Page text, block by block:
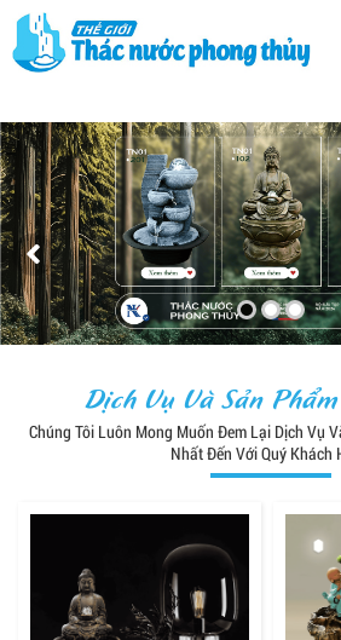
Dịch Vụ Và Sản
Chúng Tôi Luôn Mong Muốn Đem Lại Dịch Vụ
Nhất Đến Với Quý Khách